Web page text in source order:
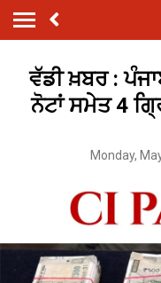
ਵੱਡੀ ਖ਼ਬਰ :
ਨੋਟਾਂ ਸਮੇਤ 4
Monday,